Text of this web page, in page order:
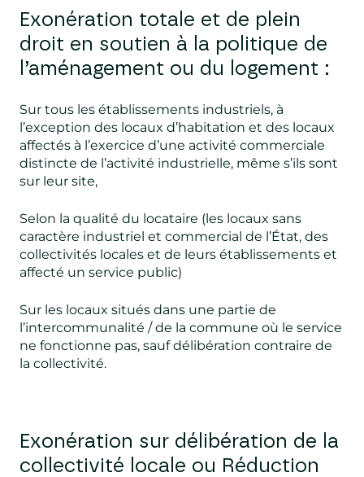
Exonération totale et de plein
droit en soutien à la politique de
l’aménagement ou du logement :
Sur tous les établissements industriels, à
l’exception des locaux d’habitation et des locaux
affectés à l’exercice d’une activité commerciale
distincte de l’activité industrielle, même s’ils sont
sur leur site,
Selon la qualité du locataire (les locaux sans
caractère industriel et commercial de l’État, des
collectivités locales et de leurs établissements et
affecté un service public)
Sur les locaux situés dans une partie de
l’intercommunalité / de la commune où le service
ne fonctionne pas, sauf délibération contraire de
la collectivité.
Exonération sur délibération de la
collectivité locale ou Réduction